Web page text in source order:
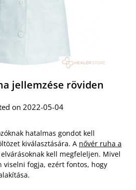
jellemzése röviden
on 2022-05-04
hatalmas gondot kell
kiválasztására. A nővér ruha a
elvárásoknak kell megfeleljen. Mivel
viselni fogja, ezért fontos, hogy